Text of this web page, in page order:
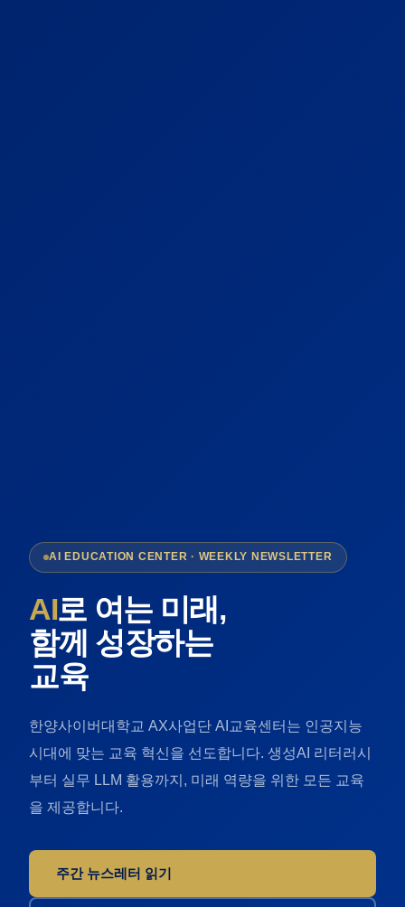
AI EDUCATION CENTER · WEEKLY NEWSLETTER
AI로 여는 미래,
함께 성장하는
교육
한양사이버대학교 AX사업단 AI교육센터는 인공지능
시대에 맞는 교육 혁신을 선도합니다. 생성AI 리터러시
부터 실무 LLM 활용까지, 미래 역량을 위한 모든 교육
을 제공합니다.
주간 뉴스레터 읽기